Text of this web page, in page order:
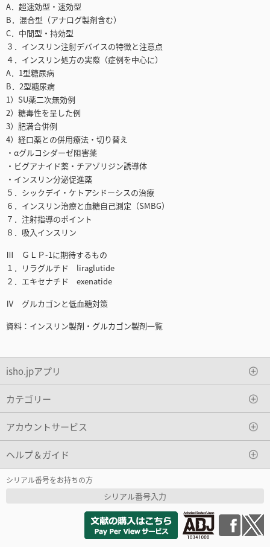
A．超速効型・速効型
B．混合型（アナログ製剤含む）
C．中間型・持効型
３．インスリン注射デバイスの特徴と注意点
４．インスリン処方の実際（症例を中心に）
A．1型糖尿病
B．2型糖尿病
1）SU薬二次無効例
2）糖毒性を呈した例
3）肥満合併例
4）経口薬との併用療法・切り替え
・αグルコシダーゼ阻害薬
・ビグアナイド薬・チアゾリジン誘導体
・インスリン分泌促進薬
５．シックデイ・ケトアシドーシスの治療
６．インスリン治療と血糖自己測定（SMBG）
７．注射指導のポイント
８．吸入インスリン
Ⅲ ＧＬＰ-1に期待するもの
１．リラグルチド liraglutide
２．エキセナチド exenatide
Ⅳ グルカゴンと低血糖対策
資料：インスリン製剤・グルカゴン製剤一覧
isho.jpアプリ
カテゴリー
アカウントサービス
ヘルプ＆ガイド
シリアル番号をお持ちの方
シリアル番号入力